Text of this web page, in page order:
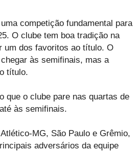
competição fundamental para
O clube tem boa tradição na
um dos favoritos ao título. O
às semifinais, mas a
título.
que o clube pare nas quartas de
às semifinais.
MG, São Paulo e Grêmio,
adversários da equipe